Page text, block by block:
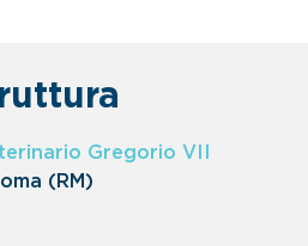
Gregorio VII
(RM)